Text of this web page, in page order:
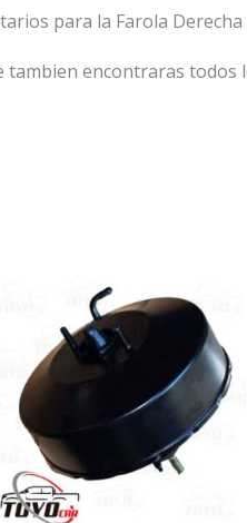
para la Farola
tambien encontraras